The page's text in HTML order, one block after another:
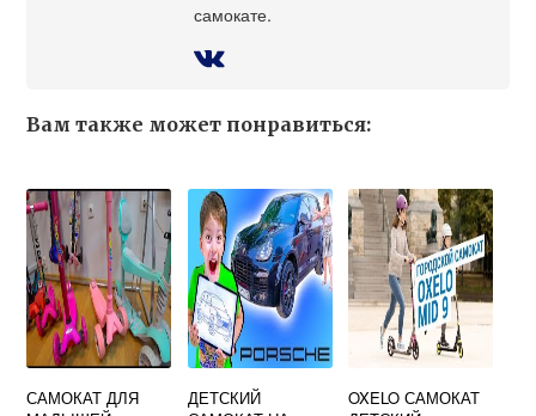
самокате.
Вам также может понравиться:
САМОКАТ ДЛЯ
ДЕТСКИЙ
OXELO САМОКАТ